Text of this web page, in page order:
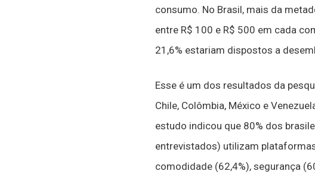
consumo. No Brasil, mais da
entre R$ 100 e R$ 500 em cada
21,6% estariam dispostos a
Esse é um dos resultados da
Chile, Colômbia, México e
estudo indicou que 80% dos
entrevistados) utilizam
comodidade (62,4%), segurança